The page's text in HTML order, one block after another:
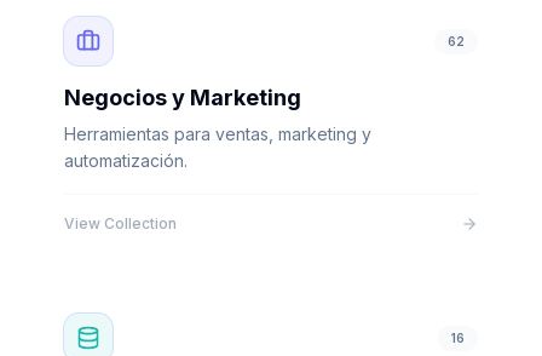
62
Negocios y Marketing
Herramientas para ventas, marketing y
automatización.
View Collection
16